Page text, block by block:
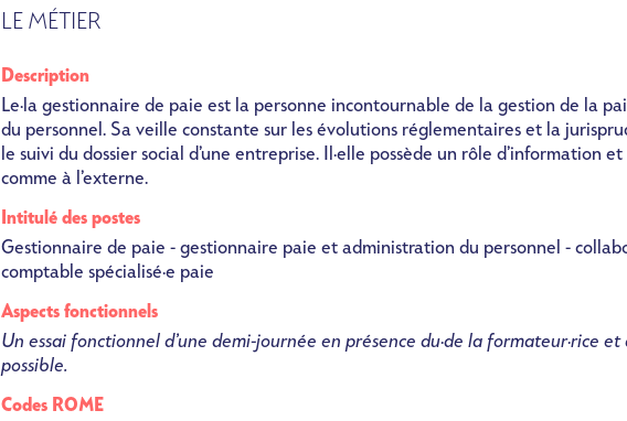
LE MÉTIER
Description
Le·la gestionnaire de paie est la personne incontournable de la gestion de la
du personnel. Sa veille constante sur les évolutions réglementaires et la
le suivi du dossier social d’une entreprise. Il·elle possède un rôle d’information
comme à l’externe.
Intitulé des postes
Gestionnaire de paie - gestionnaire paie et administration du personnel -
comptable spécialisé·e paie
Aspects fonctionnels
Un essai fonctionnel d’une demi-journée en présence du·de la formateur·rice et
possible.
Codes ROME